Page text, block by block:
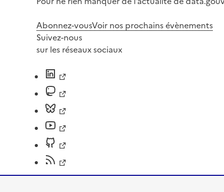
Abonnez-vousVoir nos prochains évènements
Suivez-nous
sur les réseaux sociaux